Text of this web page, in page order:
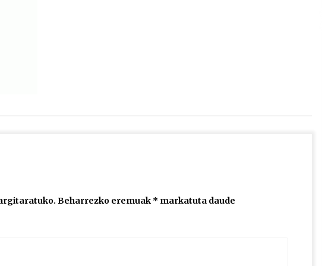
bertso-
Beharrezko eremuak * markatuta daude